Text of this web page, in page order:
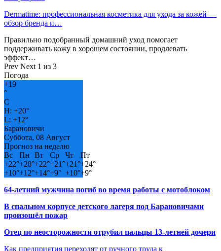
Dermatime: профессиональная косметика для ухода за кожей —
обзор бренда и…
Правильно подобранный домашний уход помогает
поддерживать кожу в хорошем состоянии, продлевать
эффект…
Prev Next 1 из 3
Погода
+19
°
C
H: +20°
L: +12°
Барановичи
Суббота, 08 Август
Прогноз на неделю
Вс
Пн Вт Ср Чт
Пт
+22°+28°+22°+21°+21°+24°
+10°+12°+14°+9° +10°+9°
64-летний мужчина погиб во время работы с мотоблоком
В спальном корпусе детского лагеря под Барановичами
произошёл пожар
Отец по неосторожности отрубил пальцы 13-летней дочери
Как предприятия переходят от ручного труда к